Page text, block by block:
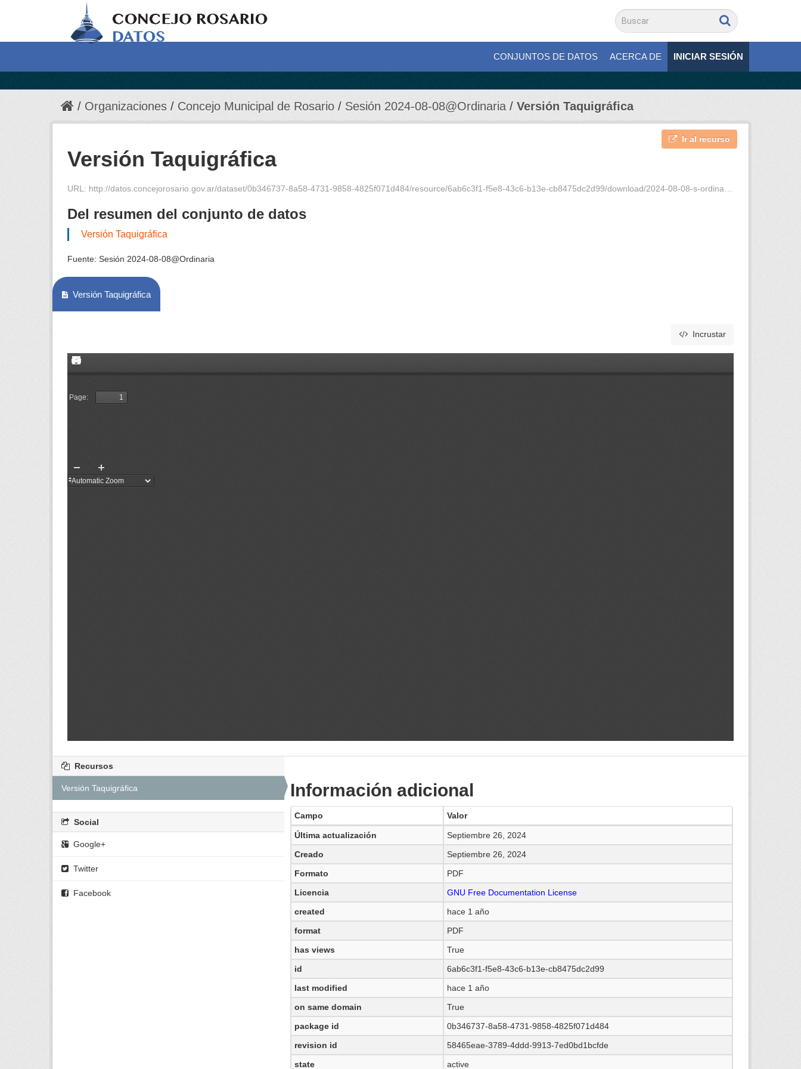
CONJUNTOS DE DATOS ACERCA DE INICIAR SESIÓN
Organizaciones Concejo Municipal de Rosario Sesión 2024-08-08@Ordinaria Versión Taquigráfica
Ir al recurso
Versión Taquigráfica
URL: http://datos.concejorosario.gov.ar/dataset/0b346737-8a58-4731-9858-4825f071d484/resource/6ab6c3f1-f5e8-43c6-b13e-cb8475dc2d99/download/2024-08-08-s-ordinaria-1-vt.pdf
Del resumen del conjunto de datos
Versión Taquigráfica
Fuente: Sesión 2024-08-08@Ordinaria
Versión Taquigráfica
Incrustar
Información adicional
Campo Valor
Última actualización
Septiembre 26, 2024
Creado
Septiembre 26, 2024
Formato
PDF
Licencia
GNU Free Documentation License
created
hace 1 año
format
PDF
has views
True
id
6ab6c3f1-f5e8-43c6-b13e-cb8475dc2d99
last modified
hace 1 año
on same domain
True
package id
0b346737-8a58-4731-9858-4825f071d484
revision id
58465eae-3789-4ddd-9913-7ed0bd1bcfde
state
active
Recursos
Versión Taquigráfica
Social
Google+
Twitter
Facebook